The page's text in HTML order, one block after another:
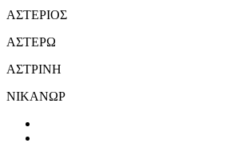
ΑΣΤΕΡΙΟΣ
ΑΣΤΕΡΩ
ΑΣΤΡΙΝΗ
ΝΙΚΑΝΩΡ